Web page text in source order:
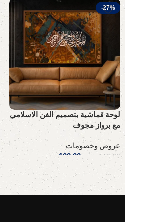
-27%
لوحة قماشية بتصميم الفن الاسلامي
مع برواز مجوف
عروض وخصومات
149,00 ر.س 109,00 ر.س
إضافة إلى السلة
Read More